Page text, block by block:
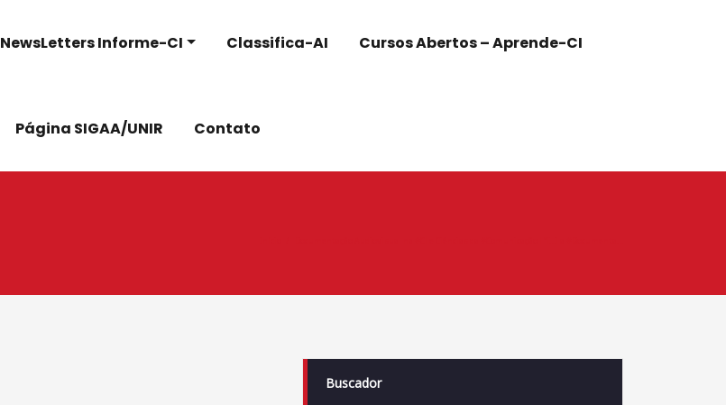
NewsLetters Informe-CI Classifica-AI Cursos Abertos – Aprende-CI
Página SIGAA/UNIR Contato
Buscador